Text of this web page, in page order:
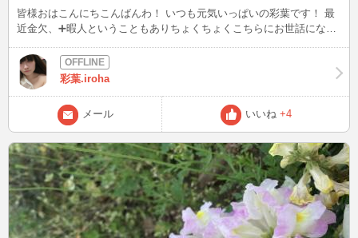
皆様おはこんにちこんばんわ！ いつも元気いっぱいの彩葉です！ 最
近金欠、➕暇人ということもありちょくちょくこちらにお世話になっ
もりでしたが、友達とディナーに行く為その後にやる事にしました！
時間帯なんですが、22時から朝五時までガッツリめに楽しむつもりで
す！ お誘いも予約も待ってます！！
彩葉.iroha
メール いいね +4